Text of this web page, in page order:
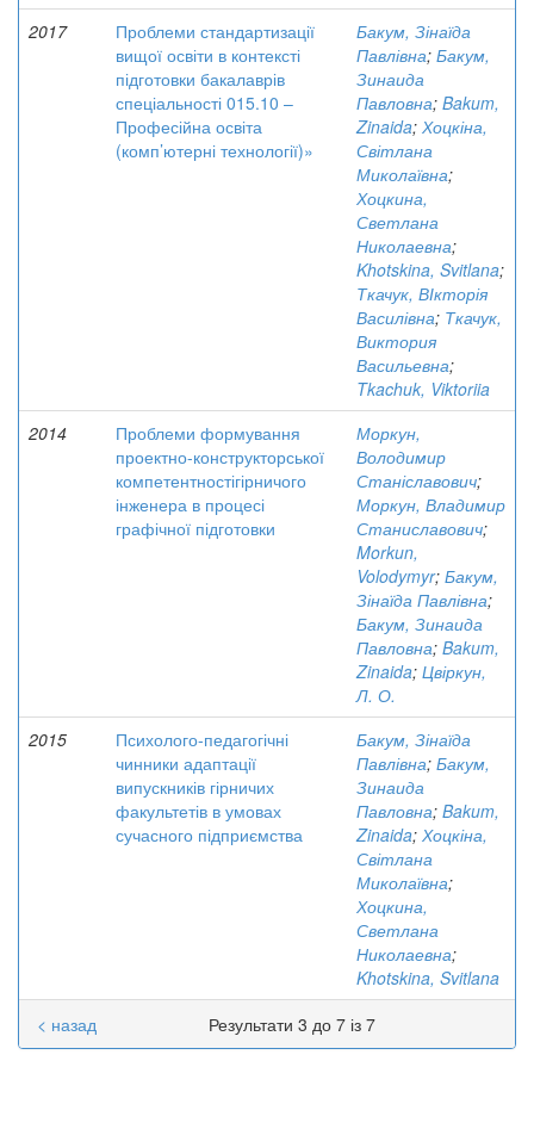
2017
Проблеми стандартизації
вищої освіти в контексті
підготовки бакалаврів
спеціальності 015.10 –
Професійна освіта
(комп’ютерні технології)»
Бакум, Зінаїда
Павлівна; Бакум,
Зинаида
Павловна; Bakum,
Zinaida; Хоцкіна,
Світлана
Миколаївна;
Хоцкина,
Светлана
Николаевна;
Khotskina, Svitlana;
Ткачук, ВІкторія
Василівна; Ткачук,
Виктория
Васильевна;
Tkachuk, Viktoriia
2014
Проблеми формування
проектно-конструкторської
компетентностігірничого
інженера в процесі
графічної підготовки
Моркун,
Володимир
Станіславович;
Моркун, Владимир
Станиславович;
Morkun,
Volodymyr; Бакум,
Зінаїда Павлівна;
Бакум, Зинаида
Павловна; Bakum,
Zinaida; Цвіркун,
Л. О.
2015
Психолого-педагогічні
чинники адаптації
випускників гірничих
факультетів в умовах
сучасного підприємства
Бакум, Зінаїда
Павлівна; Бакум,
Зинаида
Павловна; Bakum,
Zinaida; Хоцкіна,
Світлана
Миколаївна;
Хоцкина,
Светлана
Николаевна;
Khotskina, Svitlana
Результати 3 до 7 із 7
< назад